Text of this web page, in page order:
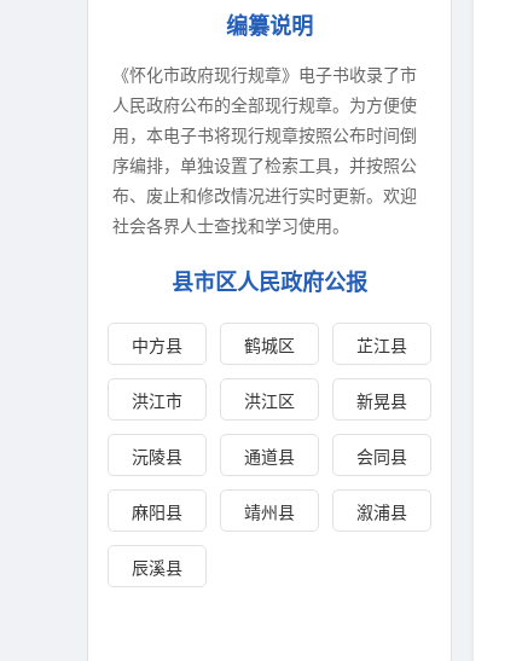
编纂说明
《怀化市政府现行规章》电子书收录了市
人民政府公布的全部现行规章。为方便使
用，本电子书将现行规章按照公布时间倒
序编排，单独设置了检索工具，并按照公
布、废止和修改情况进行实时更新。欢迎
社会各界人士查找和学习使用。